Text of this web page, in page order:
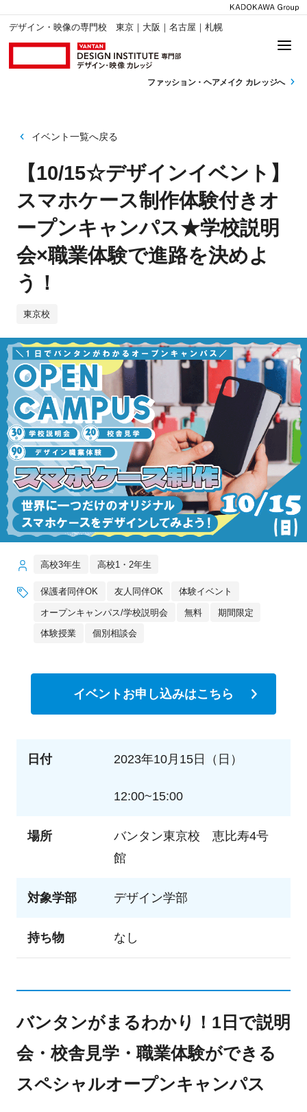
デザイン・映像の専門校 東京｜大阪｜名古屋｜札幌
ファッション・ ヘアメイク カレッジへ
イベント一覧へ戻る
【10/15☆デザインイベント】
スマホケース制作体験付きオ
ープンキャンパス★学校説明
会×職業体験で進路を決めよ
う！
東京校
高校3年生 高校1・2年生
保護者同伴OK 友人同伴OK 体験イベント
オープンキャンパス/学校説明会 無料 期間限定
体験授業 個別相談会
イベントお申し込みはこちら
日付 2023年10月15日（日）
12:00~15:00
場所
バンタン東京校 恵比寿4号
館
対象学部 デザイン学部
持ち物 なし
バンタンがまるわかり！1日で説明
会・校舎見学・職業体験ができる
スペシャルオープンキャンパス